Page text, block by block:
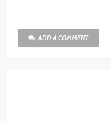
ADD A COMMENT